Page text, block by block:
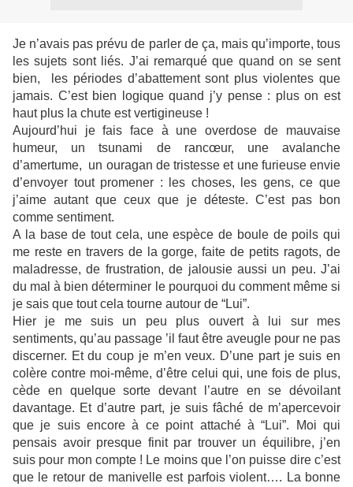
Je n’avais pas prévu de parler de ça, mais qu’importe, tous
les sujets sont liés. J’ai remarqué que quand on se sent
bien, les périodes d’abattement sont plus violentes que
jamais. C’est bien logique quand j’y pense : plus on est
haut plus la chute est vertigineuse !
Aujourd’hui je fais face à une overdose de mauvaise
humeur, un tsunami de rancœur, une avalanche
d’amertume, un ouragan de tristesse et une furieuse envie
d’envoyer tout promener : les choses, les gens, ce que
j’aime autant que ceux que je déteste. C’est pas bon
comme sentiment.
A la base de tout cela, une espèce de boule de poils qui
me reste en travers de la gorge, faite de petits ragots, de
maladresse, de frustration, de jalousie aussi un peu. J’ai
du mal à bien déterminer le pourquoi du comment même si
je sais que tout cela tourne autour de “Lui”.
Hier je me suis un peu plus ouvert à lui sur mes
sentiments, qu’au passage ’il faut être aveugle pour ne pas
discerner. Et du coup je m’en veux. D’une part je suis en
colère contre moi-même, d’être celui qui, une fois de plus,
cède en quelque sorte devant l’autre en se dévoilant
davantage. Et d’autre part, je suis fâché de m’apercevoir
que je suis encore à ce point attaché à “Lui”. Moi qui
pensais avoir presque finit par trouver un équilibre, j’en
suis pour mon compte ! Le moins que l’on puisse dire c’est
que le retour de manivelle est parfois violent…. La bonne